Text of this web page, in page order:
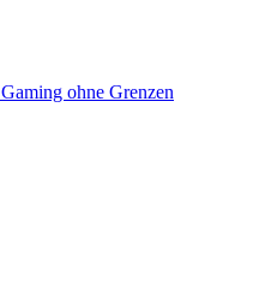
Gaming ohne Grenzen